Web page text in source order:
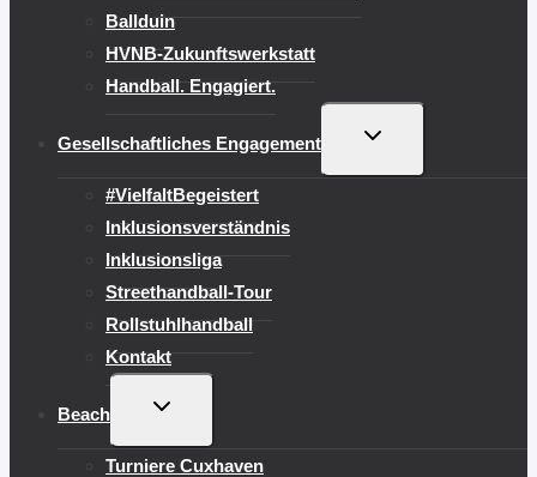
Ballduin
HVNB-Zukunftswerkstatt
Handball. Engagiert.
Gesellschaftliches Engagement
UNTERMENÜ
#VielfaltBegeistert
Inklusionsverständnis
Inklusionsliga
Streethandball-Tour
Rollstuhlhandball
Kontakt
Beach
UNTERMENÜ
Turniere Cuxhaven